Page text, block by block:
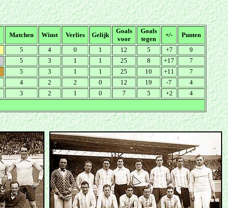
Matchen Winst Verlies Gelijk
Goals
voor
Goals
tegen
+/-
Punten
5 4 0 1 12 5 +7
9
5 3 1 1 25 8 +17
7
5 3 1 1 25 10 +11
7
4 2 2 0 12 19 -7
4
3 2 1 0 7 5 +2 4